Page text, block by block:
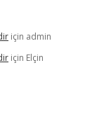
için admin
için Elçin